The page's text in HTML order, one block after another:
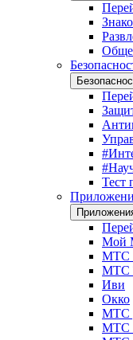
Тест
Мой
МТС
МТС
Иви
Окко
МТС
МТС